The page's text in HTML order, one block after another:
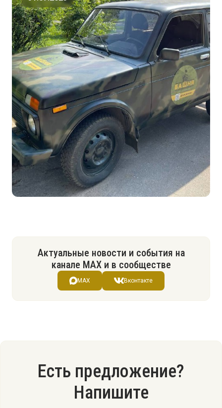
Актуальные новости и события на
канале МАХ и в сообществе
MAX Вконтакте
Есть предложение?
Напишите